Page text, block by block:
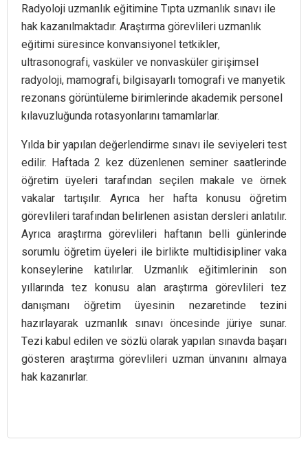
Radyoloji uzmanlık eğitimine Tıpta uzmanlık sınavı ile
hak kazanılmaktadır. Araştırma görevlileri uzmanlık
eğitimi süresince konvansiyonel tetkikler,
ultrasonografi, vasküler ve nonvasküler girişimsel
radyoloji, mamografi, bilgisayarlı tomografi ve manyetik
rezonans görüntüleme birimlerinde akademik personel
kılavuzluğunda rotasyonlarını tamamlarlar.
Yılda bir yapılan değerlendirme sınavı ile seviyeleri test
edilir. Haftada 2 kez düzenlenen seminer saatlerinde
öğretim üyeleri tarafından seçilen makale ve örnek
vakalar tartışılır. Ayrıca her hafta konusu öğretim
görevlileri tarafından belirlenen asistan dersleri anlatılır.
Ayrıca araştırma görevlileri haftanın belli günlerinde
sorumlu öğretim üyeleri ile birlikte multidisipliner vaka
konseylerine katılırlar. Uzmanlık eğitimlerinin son
yıllarında tez konusu alan araştırma görevlileri tez
danışmanı öğretim üyesinin nezaretinde tezini
hazırlayarak uzmanlık sınavı öncesinde jüriye sunar.
Tezi kabul edilen ve sözlü olarak yapılan sınavda başarı
gösteren araştırma görevlileri uzman ünvanını almaya
hak kazanırlar.